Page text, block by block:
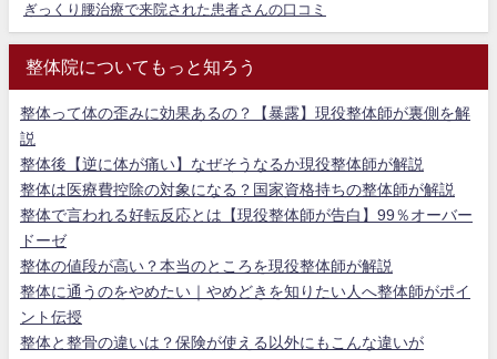
ぎっくり腰治療で来院された患者さんの口コミ
整体院についてもっと知ろう
整体って体の歪みに効果あるの？【暴露】現役整体師が裏側を解
説
整体後【逆に体が痛い】なぜそうなるか現役整体師が解説
整体は医療費控除の対象になる？国家資格持ちの整体師が解説
整体で言われる好転反応とは【現役整体師が告白】99％オーバー
ドーゼ
整体の値段が高い？本当のところを現役整体師が解説
整体に通うのをやめたい｜やめどきを知りたい人へ整体師がポイ
ント伝授
整体と整骨の違いは？保険が使える以外にもこんな違いが